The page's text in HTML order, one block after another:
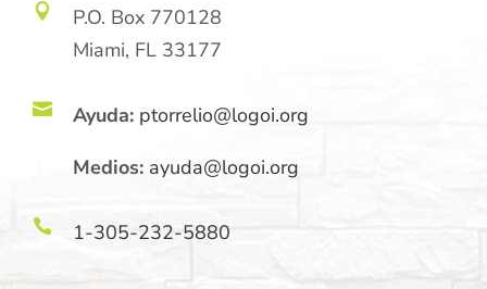

P.O. Box 770128
Miami, FL 33177
 Ayuda: ptorrelio@logoi.org
Medios: ayuda@logoi.org
 1-305-232-5880